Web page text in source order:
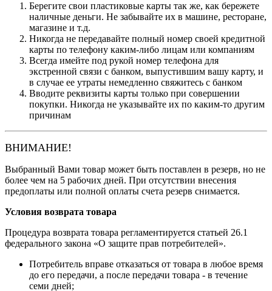
Берегите свои пластиковые карты так же, как бережете
наличные деньги. Не забывайте их в машине, ресторане,
магазине и т.д.
Никогда не передавайте полный номер своей кредитной
карты по телефону каким-либо лицам или компаниям
Всегда имейте под рукой номер телефона для
экстренной связи с банком, выпустившим вашу карту, и
в случае ее утраты немедленно свяжитесь с банком
Вводите реквизиты карты только при совершении
покупки. Никогда не указывайте их по каким-то другим
причинам
ВНИМАНИЕ!
Выбранный Вами товар может быть поставлен в резерв, но не
более чем на 5 рабочих дней. При отсутствии внесения
предоплаты или полной оплаты счета резерв снимается.
Условия возврата товара
Процедура возврата товара регламентируется статьей 26.1
федерального закона «О защите прав потребителей».
Потребитель вправе отказаться от товара в любое время
до его передачи, а после передачи товара - в течение
семи дней;